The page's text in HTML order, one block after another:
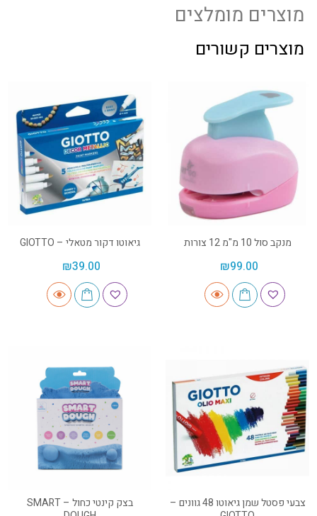
מוצרים מומלצים
מוצרים קשורים
מנקב סול 10 מ"מ 12 צורות
₪99.00
גיאוטו דקור מטאלי – GIOTTO
₪39.00
צבעי פסטל שמן גיאוטו 48 גוונים –
בצק קינטי כחול – SMART